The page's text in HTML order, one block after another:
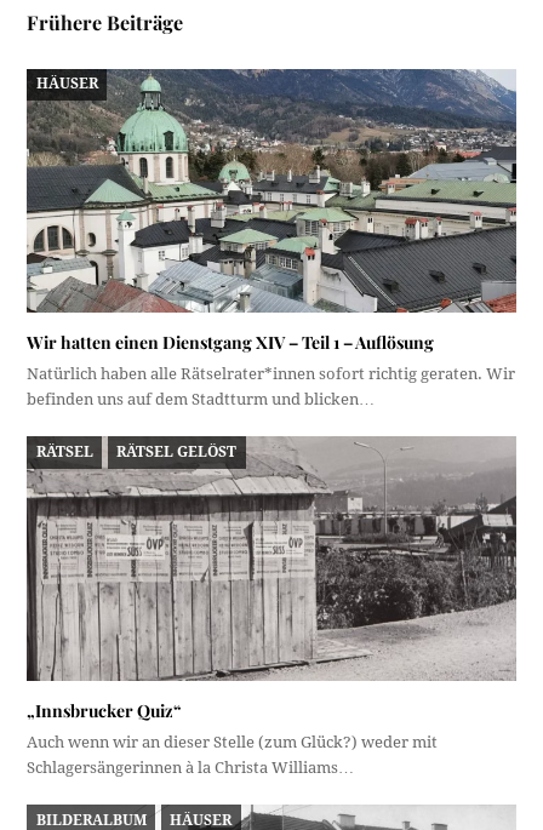
Frühere Beiträge
HÄUSER
Wir hatten einen Dienstgang XIV – Teil 1 – Auflösung
Natürlich haben alle Rätselrater*innen sofort richtig geraten. Wir
befinden uns auf dem Stadtturm und blicken…
RÄTSEL RÄTSEL GELÖST
„Innsbrucker Quiz“
Auch wenn wir an dieser Stelle (zum Glück?) weder mit
Schlagersängerinnen à la Christa Williams…
BILDERALBUM HÄUSER